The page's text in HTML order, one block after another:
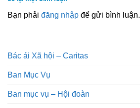
Bạn phải đăng nhập để gửi bình luận.
Bác ái Xã hội – Caritas
Ban Mục Vụ
Ban mục vụ – Hội đoàn